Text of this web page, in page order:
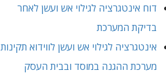
דוח אינטגרציה לגילוי אש ועשן לאחר
בדיקת המערכת
אינטגרציה לגילוי אש ועשן לווידוא תקינות
מערכת ההגנה במוסד ובבית העסק